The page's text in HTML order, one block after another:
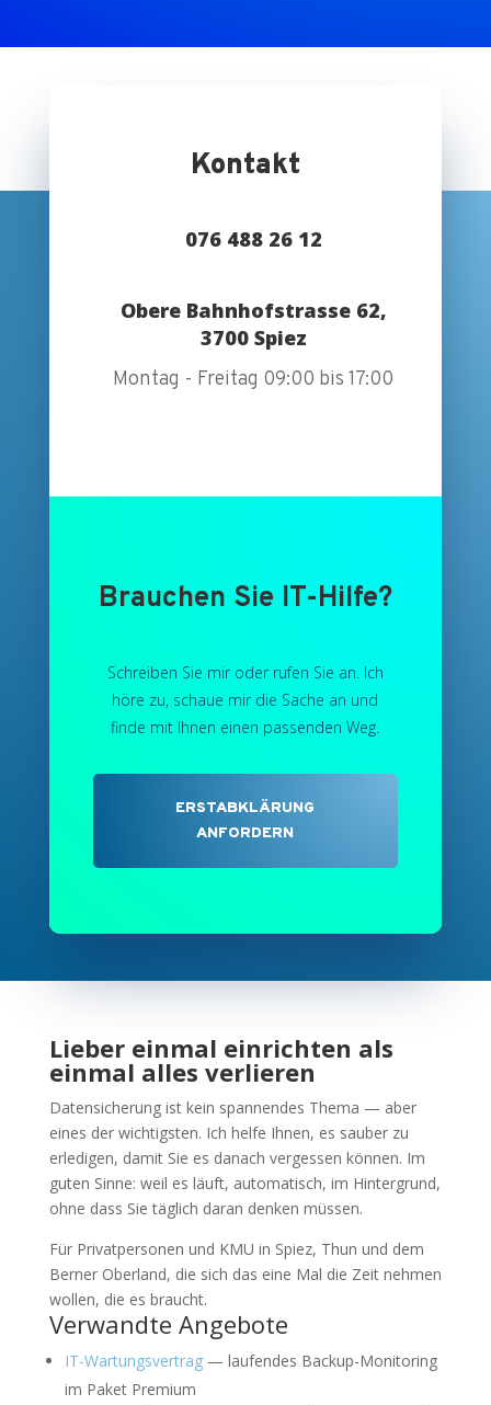
Kontakt
076 488 26 12
Obere Bahnhofstrasse 62,
3700 Spiez
Montag - Freitag 09:00 bis 17:00
Brauchen Sie IT-Hilfe?
Schreiben Sie mir oder rufen Sie an. Ich
höre zu, schaue mir die Sache an und
finde mit Ihnen einen passenden Weg.
ERSTABKLÄRUNG
ANFORDERN
Lieber einmal einrichten als
einmal alles verlieren
Datensicherung ist kein spannendes Thema — aber
eines der wichtigsten. Ich helfe Ihnen, es sauber zu
erledigen, damit Sie es danach vergessen können. Im
guten Sinne: weil es läuft, automatisch, im Hintergrund,
ohne dass Sie täglich daran denken müssen.
Für Privatpersonen und KMU in Spiez, Thun und dem
Berner Oberland, die sich das eine Mal die Zeit nehmen
wollen, die es braucht.
Verwandte Angebote
IT-Wartungsvertrag— laufendes Backup-Monitoring
im Paket Premium